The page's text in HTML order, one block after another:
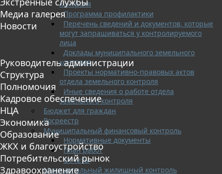
контроля
Программа профилактики
Перечень сведений и документов, которые
могут запрашиваться у контролируемого
лица
Доклады муниципального земельного
контроля
Проекты нормативно-правовых актов
отдела земельного контроля
Иные сведения о работе отдела
земельного контроля
Бюджет для граждан
Росреестр
Муниципальный финансовый контроль
Нормативные документы
План работ
Отчеты
Муниципальный жилищный контроль
Медиа галерея
Новости
Руководитель администрации
Структура
Полномочия
Кадровое обеспечение
НЦА
Экономика
Образование
ЖКХ и благоустройство
Потребительский рынок
Здравоохранение